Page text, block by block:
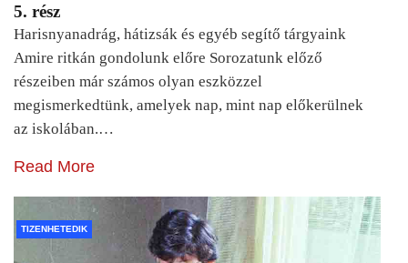
5. rész
Harisnyanadrág, hátizsák és egyéb segítő tárgyaink
Amire ritkán gondolunk előre Sorozatunk előző
részeiben már számos olyan eszközzel
megismerkedtünk, amelyek nap, mint nap előkerülnek
az iskolában.…
Read More
TIZENHETEDIK